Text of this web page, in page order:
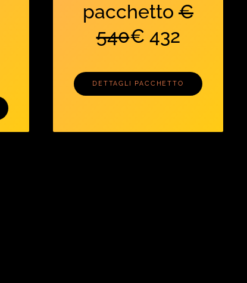
pacchetto €
540€ 432
DETTAGLI PACCHETTO